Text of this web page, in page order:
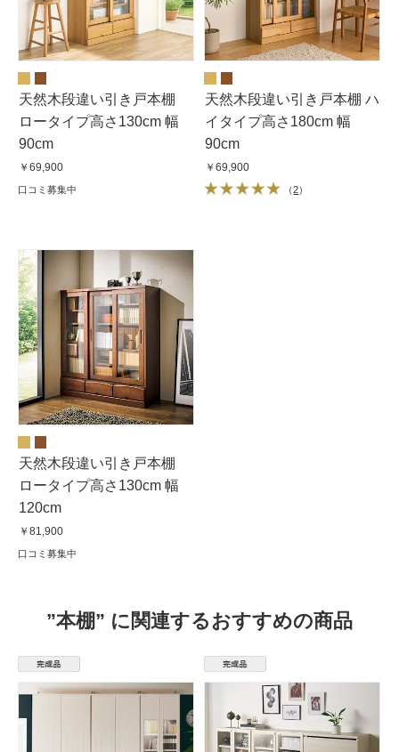
天然木段違い引き戸本棚
ロータイプ高さ130cm 幅
90cm
￥69,900
口コミ募集中
天然木段違い引き戸本棚 ハ
イタイプ高さ180cm 幅
90cm
￥69,900
（2）
天然木段違い引き戸本棚
ロータイプ高さ130cm 幅
120cm
￥81,900
口コミ募集中
”本棚” に関連するおすすめの商品